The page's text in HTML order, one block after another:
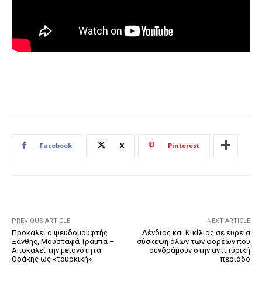
Facebook X Pinterest
PREVIOUS ARTICLE
Προκαλεί ο ψευδομουφτής
Ξάνθης, Μουσταφά Τράμπα –
Αποκαλεί την μειονότητα
Θράκης ως «τουρκική»
NEXT ARTICLE
Δένδιας και Κικίλιας σε ευρεία
σύσκεψη όλων των φορέων που
συνδράμουν στην αντιπυρική
περιόδο